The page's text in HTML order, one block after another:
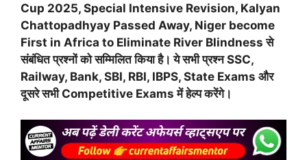
Cup 2025, Special Intensive Revision, Kalyan
Chattopadhyay Passed Away, Niger become
First in Africa to Eliminate River Blindness से
संबंधित प्रश्नों को सम्मिलित किया है। ये सभी प्रश्न SSC,
Railway, Bank, SBI, RBI, IBPS, State Exams और
दूसरे सभी Competitive Exams में हेल्प करेंगे।